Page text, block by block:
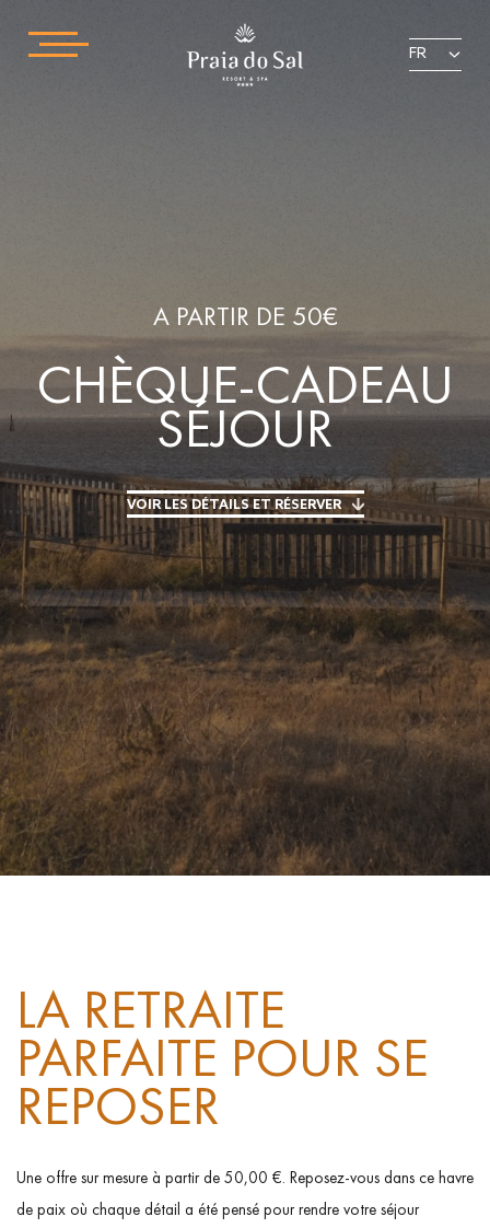
FR
A PARTIR DE 50€
CHÈQUE-CADEAU
SÉJOUR
VOIR LES DÉTAILS ET RÉSERVER
LA RETRAITE
PARFAITE POUR SE
REPOSER
Une offre sur mesure à partir de 50,00 €. Reposez-vous dans ce havre
de paix où chaque détail a été pensé pour rendre votre séjour